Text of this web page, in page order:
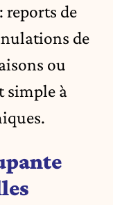
de
de
ou
simple à